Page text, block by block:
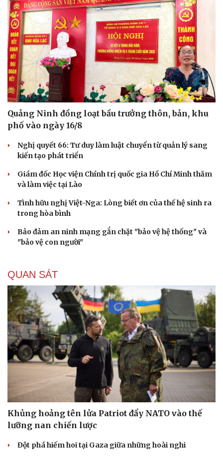
Quảng Ninh đồng loạt bầu trưởng thôn, bản, khu
phố vào ngày 16/8
Nghị quyết 66: Tư duy làm luật chuyển từ quản lý sang
kiến tạo phát triển
Giám đốc Học viện Chính trị quốc gia Hồ Chí Minh thăm
và làm việc tại Lào
Tình hữu nghị Việt-Nga: Lòng biết ơn của thế hệ sinh ra
trong hòa bình
Bảo đảm an ninh mạng gắn chặt "bảo vệ hệ thống" và
"bảo vệ con người"
QUAN SÁT
Khủng hoảng tên lửa Patriot đẩy NATO vào thế
lưỡng nan chiến lược
Đột phá hiếm hoi tại Gaza giữa những hoài nghi